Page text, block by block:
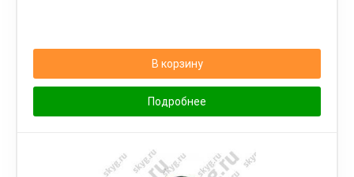
В корзину
Подробнее